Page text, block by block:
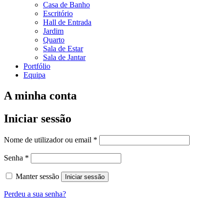
Casa de Banho
Escritório
Hall de Entrada
Jardim
Quarto
Sala de Estar
Sala de Jantar
Portfólio
Equipa
A minha conta
Iniciar sessão
Nome de utilizador ou email *
Senha *
Manter sessão Iniciar sessão
Perdeu a sua senha?